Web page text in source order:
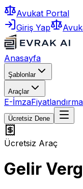
Avukat Portal
Giriş Yap
Anasayfa
Şablonlar
Araçlar
E-İmzaFiyatlandırma
Ücretsiz Dene
Ücretsiz Araç
Gelir